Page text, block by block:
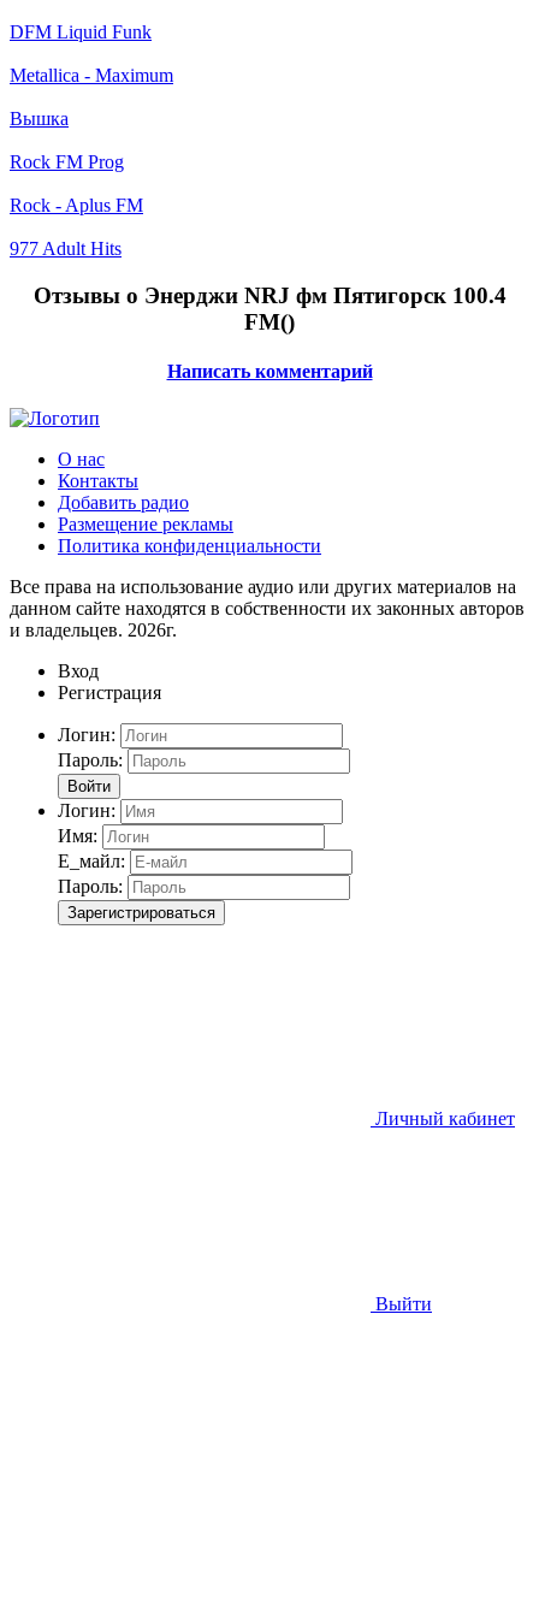
DFM Liquid Funk
Metallica - Maximum
Вышка
Rock FM Prog
Rock - Aplus FM
977 Adult Hits
Отзывы о Энерджи NRJ фм Пятигорск 100.4
FM()
Написать комментарий
О нас
Контакты
Добавить радио
Размещение рекламы
Политика конфиденциальности
Все права на использование аудио или других материалов на
данном сайте находятся в собственности их законных авторов
и владельцев. 2026г.
Вход
Регистрация
Логин:
Пароль:
Войти
Логин:
Имя:
Е_майл:
Пароль:
Зарегистрироваться
Личный кабинет
Выйти